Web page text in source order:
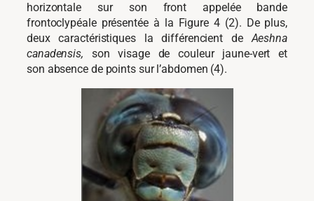
horizontale sur son front appelée bande
frontoclypéale présentée à la Figure 4 (2). De plus,
deux caractéristiques la différencient deAeshna
canadensis, son visage de couleur jaune-vert et
son absence de points sur l’abdomen (4).